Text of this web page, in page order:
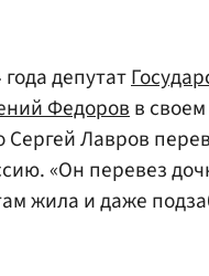
депутат
Федоровв
Сергей Лавров
«Он перевез
жила и даже